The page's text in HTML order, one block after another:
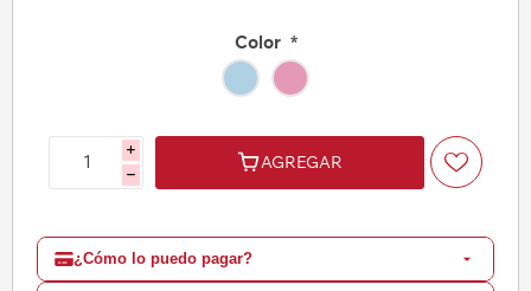
Color *
i
h
AGREGAR
¿Cómo lo puedo pagar?